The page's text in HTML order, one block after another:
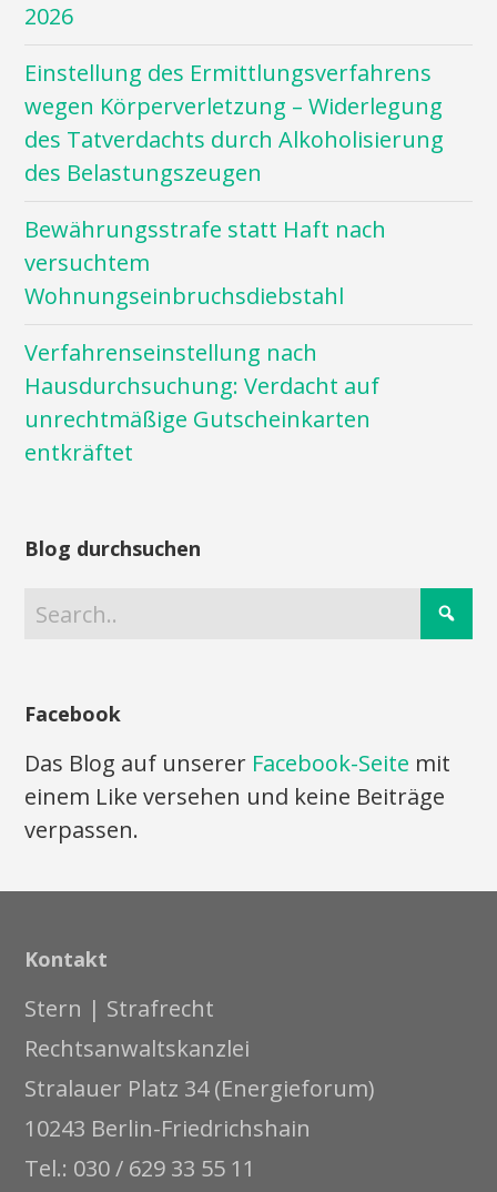
2026
Einstellung des Ermittlungsverfahrens
wegen Körperverletzung – Widerlegung
des Tatverdachts durch Alkoholisierung
des Belastungszeugen
Bewährungsstrafe statt Haft nach
versuchtem
Wohnungseinbruchsdiebstahl
Verfahrenseinstellung nach
Hausdurchsuchung: Verdacht auf
unrechtmäßige Gutscheinkarten
entkräftet
Blog durchsuchen
Facebook
Das Blog auf unserer Facebook-Seite mit
einem Like versehen und keine Beiträge
verpassen.
Kontakt
Stern | Strafrecht
Rechtsanwaltskanzlei
Stralauer Platz 34 (Energieforum)
10243 Berlin-Friedrichshain
Tel.: 030 / 629 33 55 11